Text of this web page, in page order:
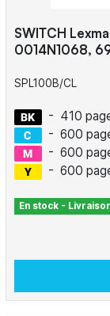
SWITCH
0014N1068,
SPL100B/CL
- 410
- 600
- 600
- 600
En stock -